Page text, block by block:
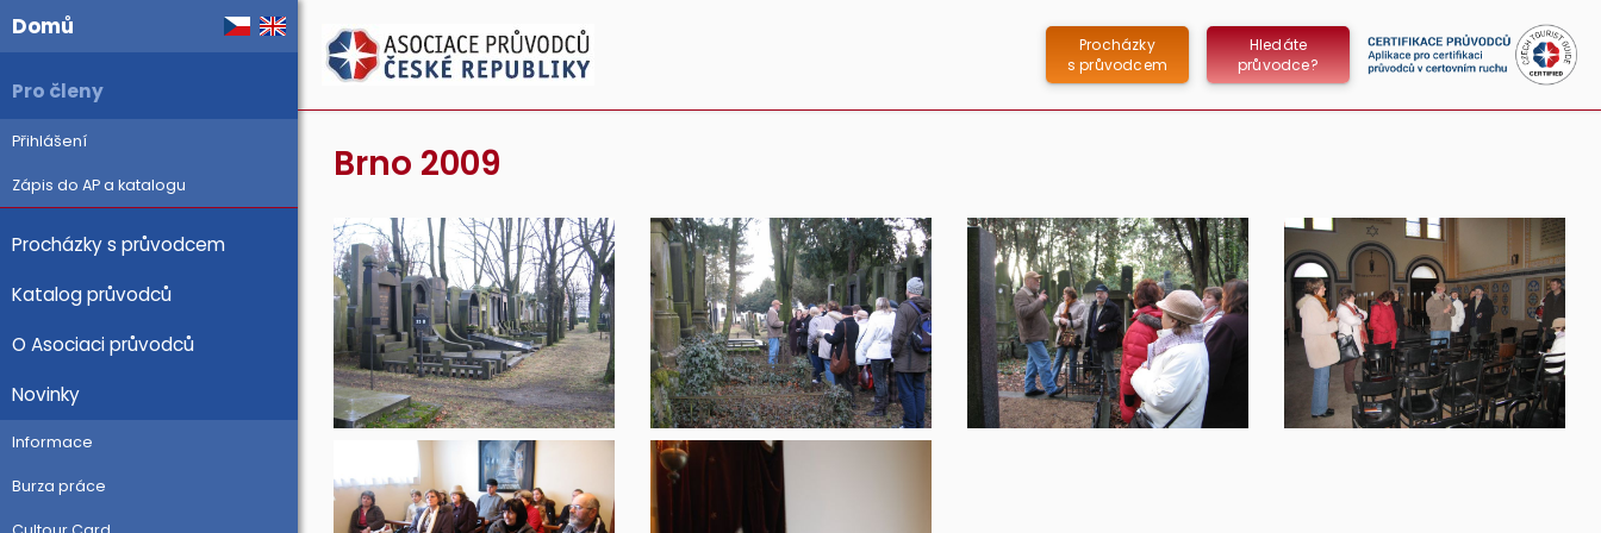
Domů
Pro členy
Přihlášení
Zápis do AP a katalogu
Procházky s průvodcem
Katalog průvodců
O Asociaci průvodců
Novinky
Informace
Burza práce
Hledáte
průvodce?
Procházky
s průvodcem
Brno 2009